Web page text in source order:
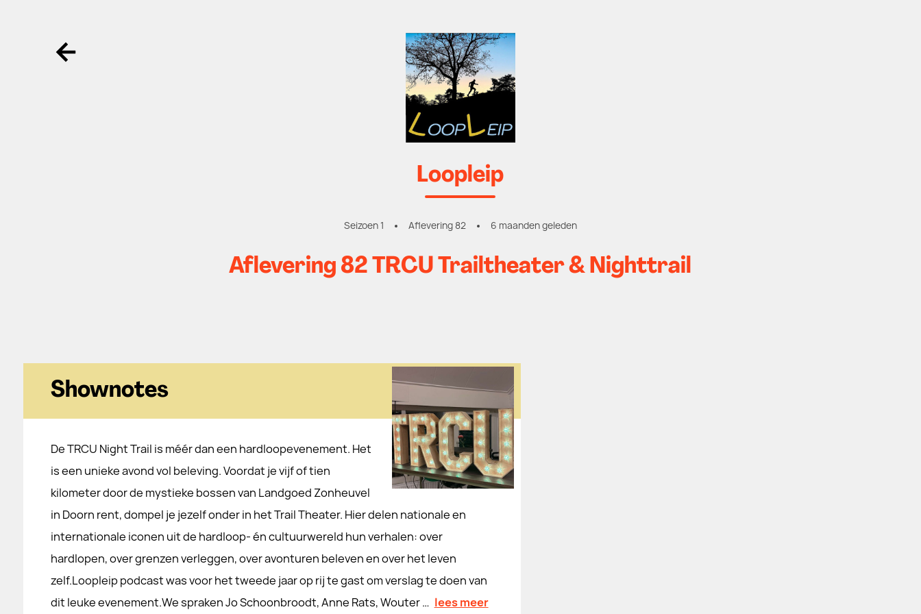
Ga terug
Loopleip
Seizoen 1 Aflevering 82 6 maanden geleden
Aflevering 82 TRCU Trailtheater & Nighttrail
Shownotes
De TRCU Night Trail is méér dan een hardloopevenement. Het
is een unieke avond vol beleving. Voordat je vijf of tien
kilometer door de mystieke bossen van Landgoed Zonheuvel
in Doorn rent, dompel je jezelf onder in het Trail Theater. Hier delen nationale en
internationale iconen uit de hardloop- én cultuurwereld hun verhalen: over
hardlopen, over grenzen verleggen, over avonturen beleven en over het leven
zelf.Loopleip podcast was voor het tweede jaar op rij te gast om verslag te doen van
dit leuke evenement.We spraken Jo Schoonbroodt, Anne Rats, Wouter … lees meer